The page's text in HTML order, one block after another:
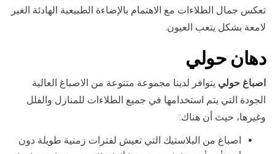
تعكس جمال الطلاءات مع الاهتمام بالإضاءة الطبيعية الهادئة الغير
لامعة بشكل يتعب العيون.
دهان حولي
اصباغ حولي يتوافر لدينا مجموعة متنوعة من الاصباغ العالية
الجودة التي يتم استخدامها في جميع الطلاءات للمنازل والفلل
وغيرها، حيث أن هناك:
اصباغ من البلاستيك التي تعيش لفترات زمنية طويلة دون